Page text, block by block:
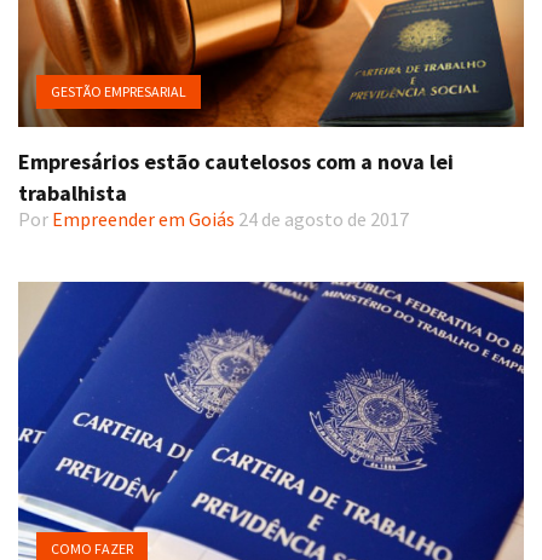
GESTÃO EMPRESARIAL
Empresários estão cautelosos com a nova lei
trabalhista
Por Empreender em Goiás 24 de agosto de 2017
COMO FAZER